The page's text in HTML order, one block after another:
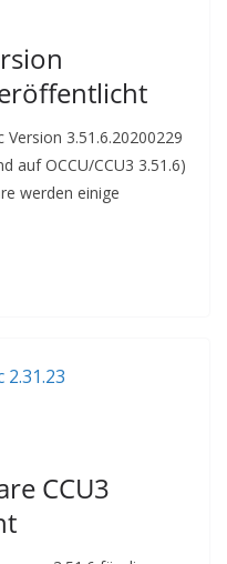
3.51.6.20200229
auf OCCU/CCU3 3.51.6)
werden einige
CCU3